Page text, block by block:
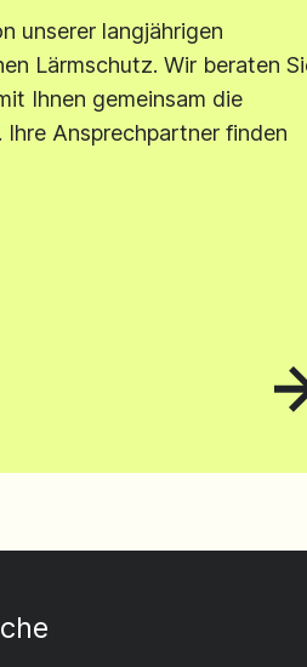
unserer langjährigen
Lärmschutz. Wir beraten
Ihnen gemeinsam die
Ihre Ansprechpartner finden